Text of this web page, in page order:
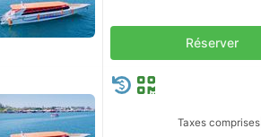
Réserver
Taxes comprises